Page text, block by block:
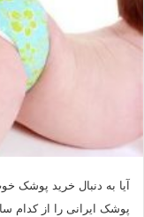
آیا به دنبال خرید پوشک
پوشک ایرانی را از کدام